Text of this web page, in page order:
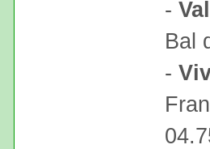
-
Bal
-